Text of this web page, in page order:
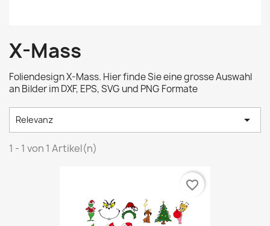
X-Mass
Foliendesign X-Mass. Hier finde Sie eine grosse Auswahl
an Bilder im DXF, EPS, SVG und PNG Formate
Relevanz 
1 - 1 von 1 Artikel(n)
favorite_border